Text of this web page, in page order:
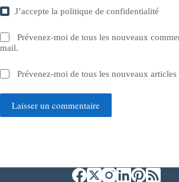
J’accepte lapolitique de confidentialité
Prévenez-moi de tous les nouveaux
mail.
Prévenez-moi de tous les nouveaux
Laisser un commentaire